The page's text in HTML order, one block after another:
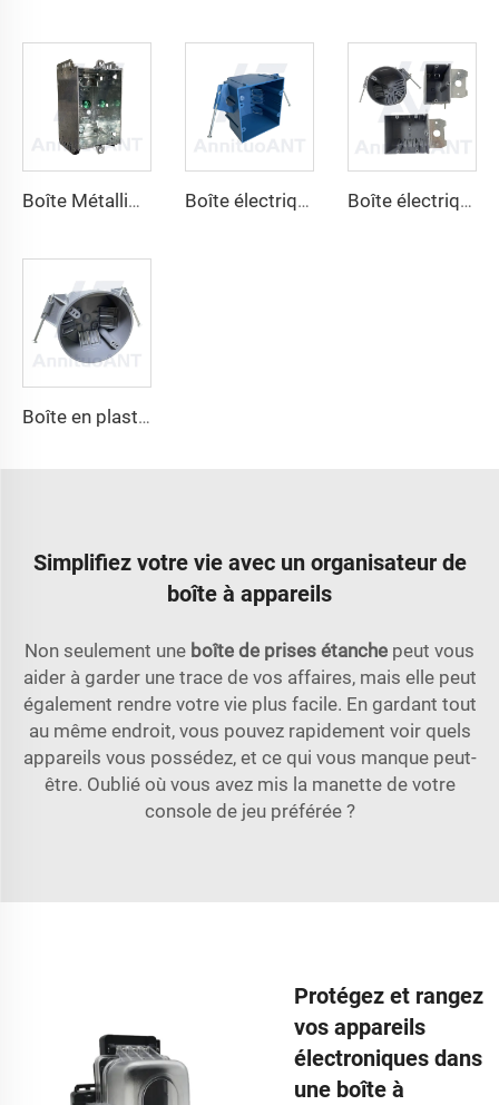
Boîte Métallique Électrique ANT 54151-LB Boîte électrique en plastique ANTSN32X Boîte électrique en plastique ANTSN21X-ADJ
Boîte en plastique électrique ANTSN20XC
Simplifiez votre vie avec un organisateur de
boîte à appareils
Non seulement une boîte de prises étanche peut vous
aider à garder une trace de vos affaires, mais elle peut
également rendre votre vie plus facile. En gardant tout
au même endroit, vous pouvez rapidement voir quels
appareils vous possédez, et ce qui vous manque peut-
être. Oublié où vous avez mis la manette de votre
console de jeu préférée ?
Protégez et rangez
vos appareils
électroniques dans
une boîte à